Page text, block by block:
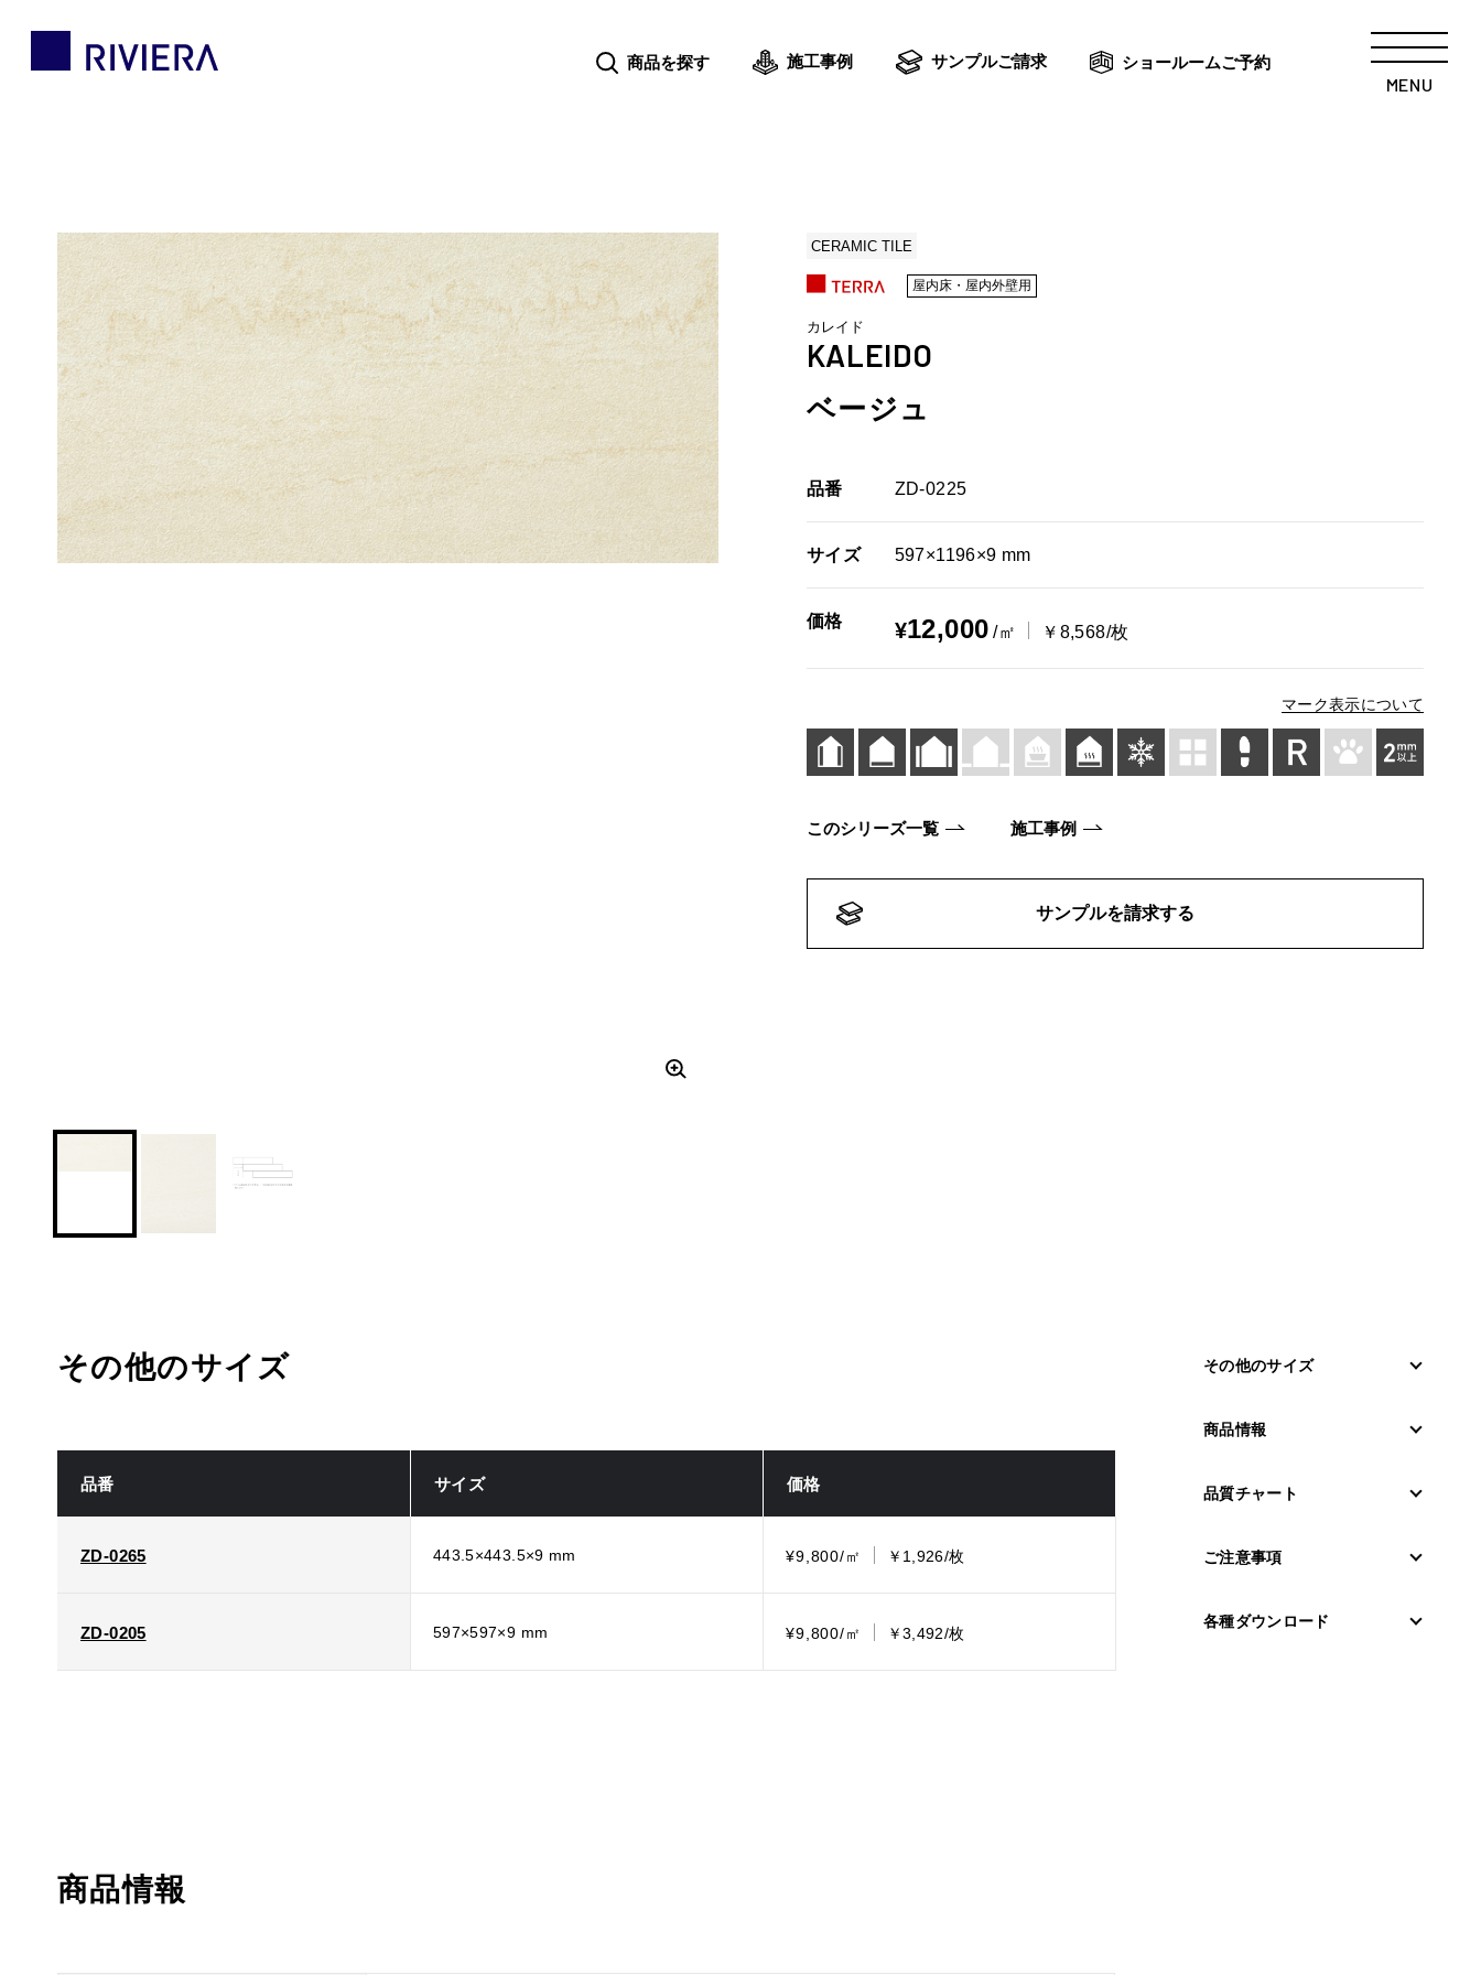
商品を探す 施工事例 サンプルご請求 ショールームご予約
MENU
CERAMIC TILE
屋内床・屋内外壁用
カレイド
KALEIDO
ベージュ
品番 ZD-0225
サイズ 597×1196×9 mm
価格 ¥12,000 /㎡ ￥8,568/枚
マーク表示について
このシリーズ一覧 施工事例
サンプルを請求する
その他のサイズ
商品情報
品質チャート
ご注意事項
各種ダウンロード
その他のサイズ
品番 サイズ 価格
ZD-0265 443.5×443.5×9 mm ¥9,800/㎡ ￥1,926/枚
ZD-0205 597×597×9 mm ¥9,800/㎡ ￥3,492/枚
商品情報